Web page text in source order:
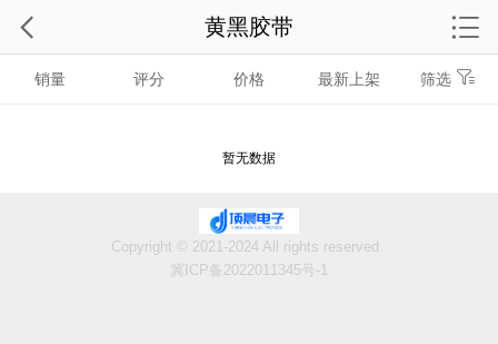
销量 评分 价格 最新上架 筛选
暂无数据
黄黑胶带
Copyright © 2021-2024 All rights reserved.
冀ICP备2022011345号-1